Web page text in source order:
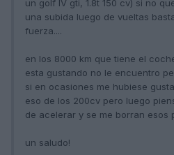
un golf IV gti, 1.8t 150 cv) si no
una subida luego de vueltas
fuerza....
en los 8000 km que tiene el
esta gustando no le encuentro
si en ocasiones me hubiese
eso de los 200cv pero luego
de acelerar y se me borran esos
un saludo!